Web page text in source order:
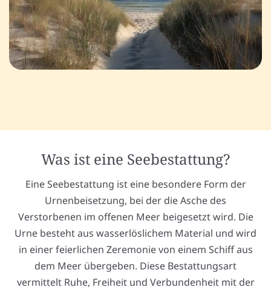
Was ist eine Seebestattung?
Eine Seebestattung ist eine besondere Form der
Urnenbeisetzung, bei der die Asche des
Verstorbenen im offenen Meer beigesetzt wird. Die
Urne besteht aus wasserlöslichem Material und wird
in einer feierlichen Zeremonie von einem Schiff aus
dem Meer übergeben. Diese Bestattungsart
vermittelt Ruhe, Freiheit und Verbundenheit mit der